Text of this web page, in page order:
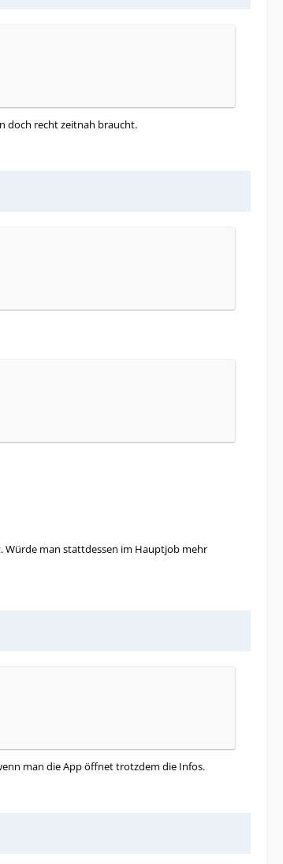
doch recht zeitnah braucht.
Würde man stattdessen im Hauptjob mehr
man die App öffnet trotzdem die Infos.